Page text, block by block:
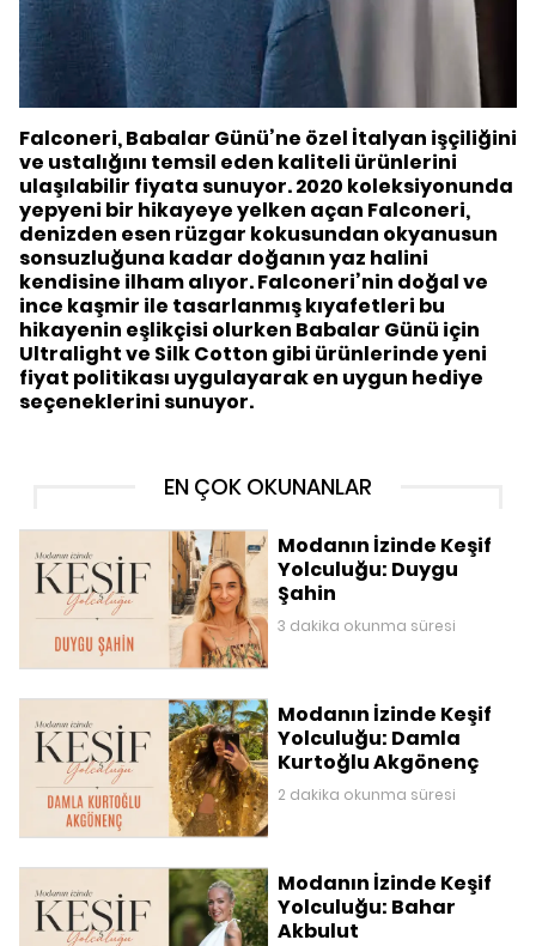
Falconeri, Babalar Günü’ne özel İtalyan işçiliğini
ve ustalığını temsil eden kaliteli ürünlerini
ulaşılabilir fiyata sunuyor. 2020 koleksiyonunda
yepyeni bir hikayeye yelken açan Falconeri,
denizden esen rüzgar kokusundan okyanusun
sonsuzluğuna kadar doğanın yaz halini
kendisine ilham alıyor. Falconeri’nin doğal ve
ince kaşmir ile tasarlanmış kıyafetleri bu
hikayenin eşlikçisi olurken Babalar Günü için
Ultralight ve Silk Cotton gibi ürünlerinde yeni
fiyat politikası uygulayarak en uygun hediye
seçeneklerini sunuyor.
EN ÇOK OKUNANLAR
Modanın İzinde Keşif
Yolculuğu: Duygu
Şahin
3 dakika okunma süresi
Modanın İzinde Keşif
Yolculuğu: Damla
Kurtoğlu Akgönenç
2 dakika okunma süresi
Modanın İzinde Keşif
Yolculuğu: Bahar
Akbulut